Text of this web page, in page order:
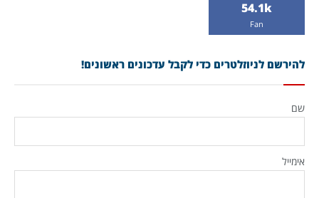
54.1k
Fan
להירשם לניוזלטרים כדי לקבל עדכונים ראשונים!
שם
אימייל